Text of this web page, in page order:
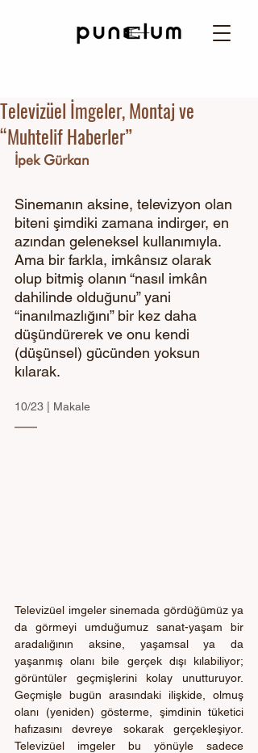
Televizüel İmgeler, Montaj ve
“Muhtelif Haberler”
İpek Gürkan
Sinemanın aksine, televizyon olan
biteni şimdiki zamana indirger, en
azından geleneksel kullanımıyla.
Ama bir farkla, imkânsız olarak
olup bitmiş olanın “nasıl imkân
dahilinde olduğunu” yani
“inanılmazlığını” bir kez daha
düşündürerek ve onu kendi
(düşünsel) gücünden yoksun
kılarak.
10/23 | Makale
Televizüel imgeler sinemada gördüğümüz ya
da görmeyi umduğumuz sanat-yaşam bir
aradalığının aksine, yaşamsal ya da
yaşanmış olanı bile gerçek dışı kılabiliyor;
görüntüler geçmişlerini kolay unutturuyor.
Geçmişle bugün arasındaki ilişkide, olmuş
olanı (yeniden) gösterme, şimdinin tüketici
hafızasını devreye sokarak gerçekleşiyor.
Televizüel imgeler bu yönüyle sadece